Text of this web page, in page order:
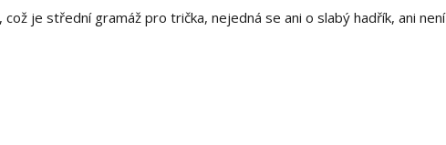
je střední gramáž pro trička, nejedná se ani o slabý hadřík, ani není